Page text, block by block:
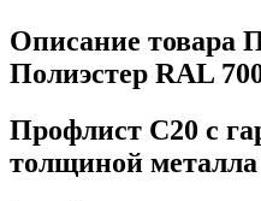
Описание товара
Полиэстер RAL
Профлист С20 с
толщиной металла